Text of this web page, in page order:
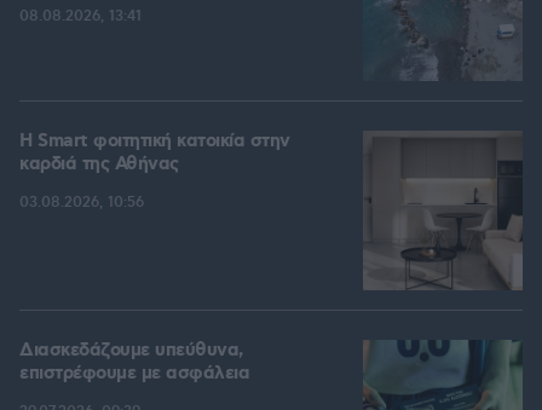
08.08.2026, 13:41
Η Smart φοιτητική κατοικία στην
καρδιά της Αθήνας
03.08.2026, 10:56
Διασκεδάζουμε υπεύθυνα,
επιστρέφουμε με ασφάλεια